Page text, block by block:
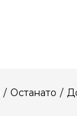
Останато